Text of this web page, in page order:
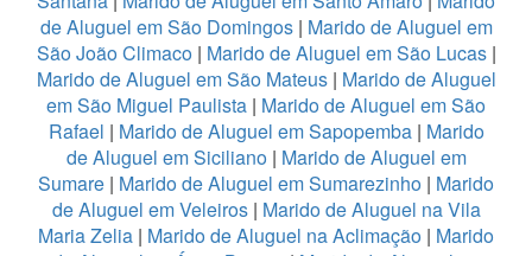
de Aluguel em São Domingos| Marido de Aluguel em
São João Climaco| Marido de Aluguel em São Lucas|
Marido de Aluguel em São Mateus | Marido de Aluguel
em São Miguel Paulista | Marido de Aluguel em São
Rafael | Marido de Aluguel em Sapopemba | Marido
de Aluguel em Siciliano| Marido de Aluguel em
Sumare | Marido de Aluguel em Sumarezinho | Marido
de Aluguel em Veleiros| Marido de Aluguel na Vila
Maria Zelia | Marido de Aluguel na Aclimação | Marido